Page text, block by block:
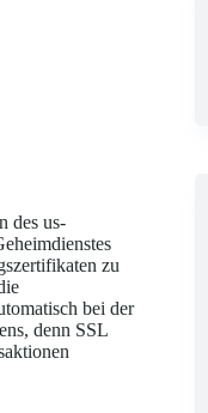
des us-
zu
bei der
denn SSL